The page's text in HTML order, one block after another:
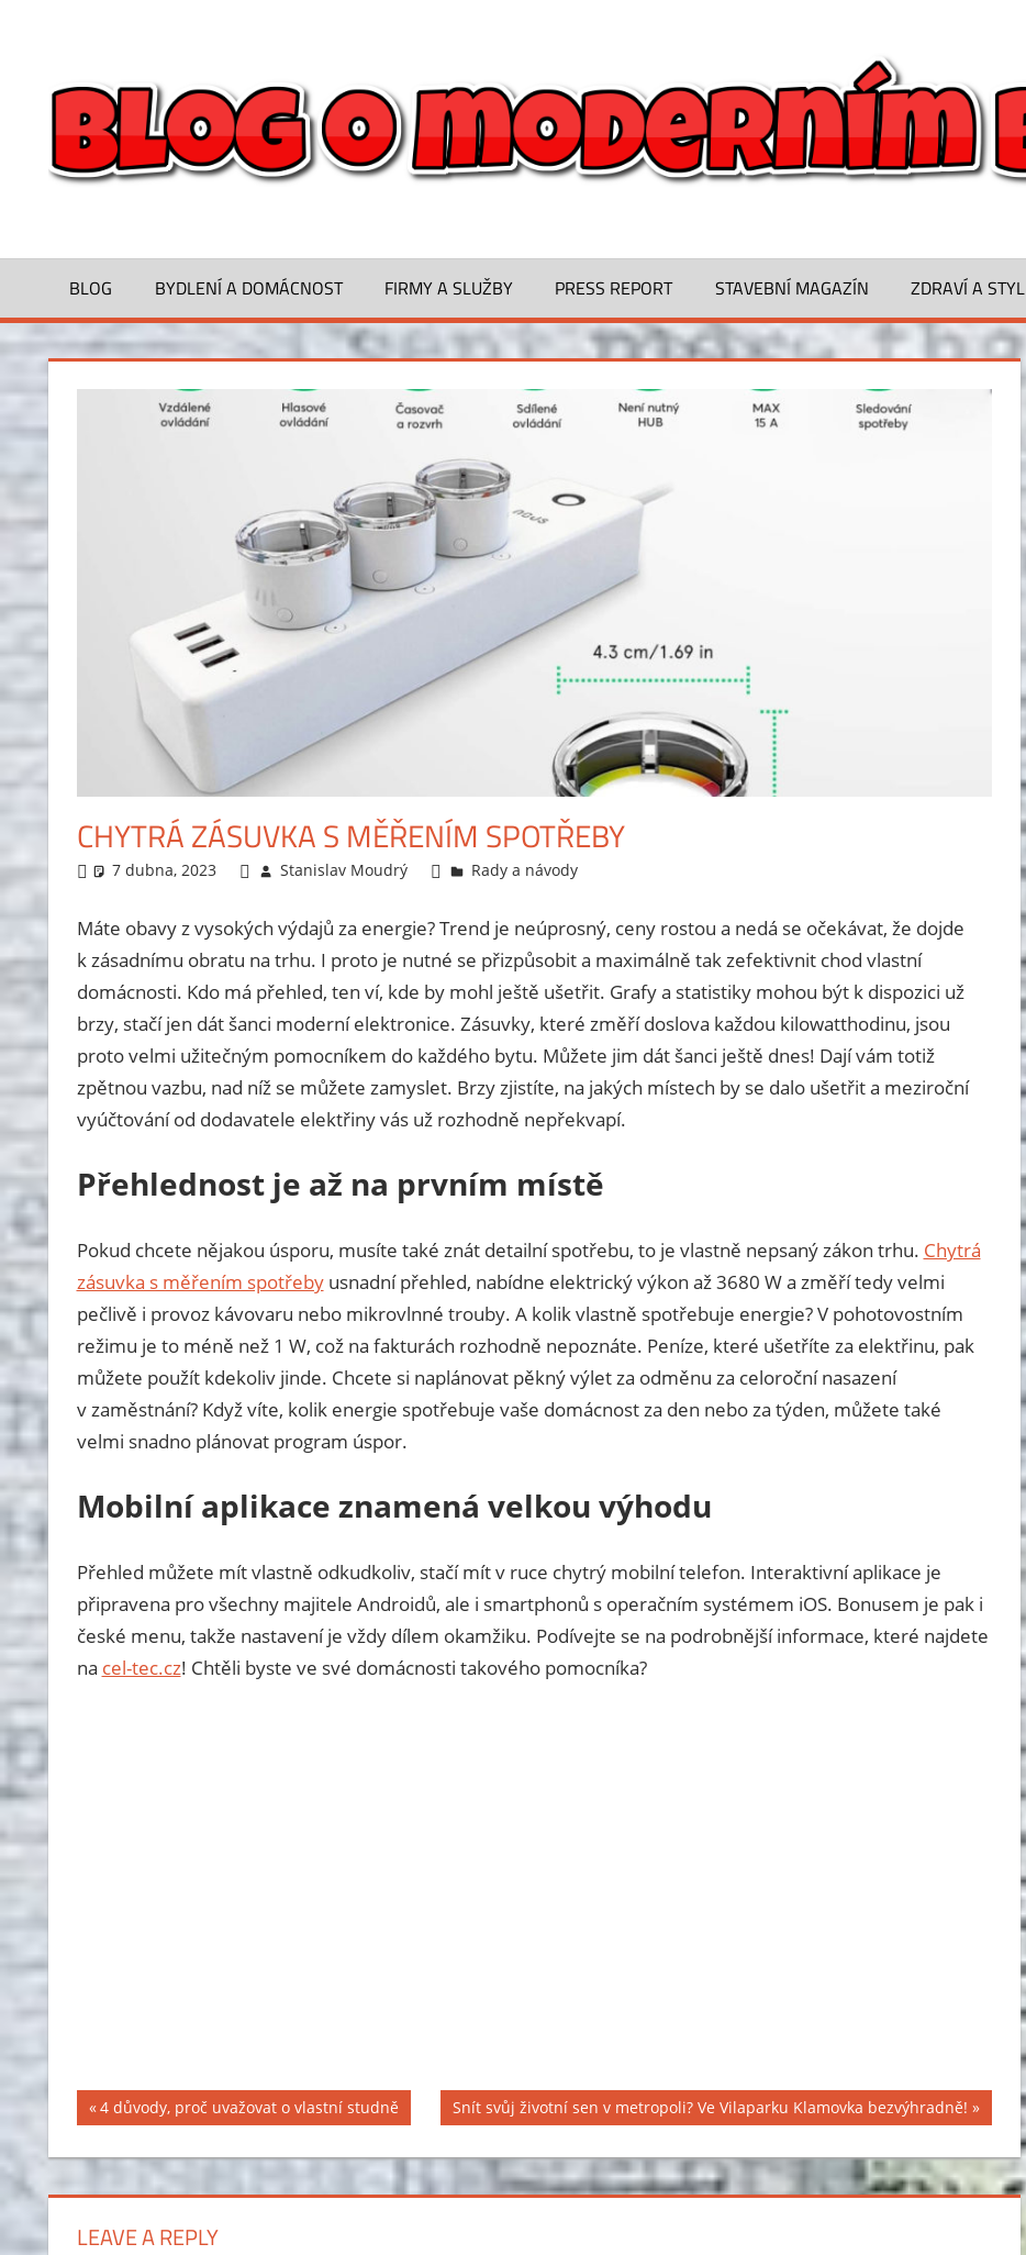
bydlení,
tipy
a
domov
BLOG BYDLENÍ A DOMÁCNOST FIRMY A SLUŽBY PRESS REPORT STAVEBNÍ MAGAZÍN ZDRAVÍ A STYL
CHYTRÁ ZÁSUVKA S MĚŘENÍM SPOTŘEBY
7 dubna, 2023 Stanislav Moudrý Rady a návody
Máte obavy z vysokých výdajů za energie? Trend je neúprosný, ceny rostou a nedá se očekávat, že dojde
k zásadnímu obratu na trhu. I proto je nutné se přizpůsobit a maximálně tak zefektivnit chod vlastní
domácnosti. Kdo má přehled, ten ví, kde by mohl ještě ušetřit. Grafy a statistiky mohou být k dispozici už
brzy, stačí jen dát šanci moderní elektronice. Zásuvky, které změří doslova každou kilowatthodinu, jsou
proto velmi užitečným pomocníkem do každého bytu. Můžete jim dát šanci ještě dnes! Dají vám totiž
zpětnou vazbu, nad níž se můžete zamyslet. Brzy zjistíte, na jakých místech by se dalo ušetřit a meziroční
vyúčtování od dodavatele elektřiny vás už rozhodně nepřekvapí.
Přehlednost je až na prvním místě
Pokud chcete nějakou úsporu, musíte také znát detailní spotřebu, to je vlastně nepsaný zákon trhu. Chytrá
zásuvka s měřením spotřebyusnadní přehled, nabídne elektrický výkon až 3680 W a změří tedy velmi
pečlivě i provoz kávovaru nebo mikrovlnné trouby. A kolik vlastně spotřebuje energie? V pohotovostním
režimu je to méně než 1 W, což na fakturách rozhodně nepoznáte. Peníze, které ušetříte za elektřinu, pak
můžete použít kdekoliv jinde. Chcete si naplánovat pěkný výlet za odměnu za celoroční nasazení
v zaměstnání? Když víte, kolik energie spotřebuje vaše domácnost za den nebo za týden, můžete také
velmi snadno plánovat program úspor.
Mobilní aplikace znamená velkou výhodu
Přehled můžete mít vlastně odkudkoliv, stačí mít v ruce chytrý mobilní telefon. Interaktivní aplikace je
připravena pro všechny majitele Androidů, ale i smartphonů s operačním systémem iOS. Bonusem je pak i
české menu, takže nastavení je vždy dílem okamžiku. Podívejte se na podrobnější informace, které najdete
na cel-tec.cz! Chtěli byste ve své domácnosti takového pomocníka?
Navigace
pro
příspěvek
Previous
4 důvody, proč uvažovat o vlastní studně
Next
Snít svůj životní sen v metropoli? Ve Vilaparku Klamovka bezvýhradně!
LEAVE A REPLY